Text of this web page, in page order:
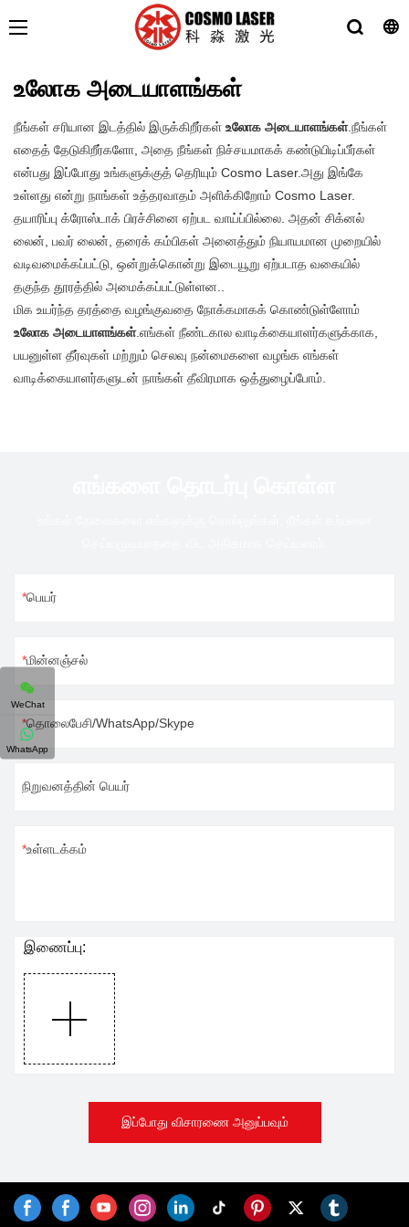
உலோக அடையாளங்கள்
நீங்கள் சரியான இடத்தில் இருக்கிறீர்கள் உலோக அடையாளங்கள்.நீங்கள்
எதைத் தேடுகிறீர்களோ, அதை நீங்கள் நிச்சயமாகக் கண்டுபிடிப்பீர்கள்
என்பது இப்போது உங்களுக்குத் தெரியும் Cosmo Laser.அது இங்கே
உள்ளது என்று நாங்கள் உத்தரவாதம் அளிக்கிறோம் Cosmo Laser.
தயாரிப்பு க்ரோஸ்டாக் பிரச்சினை ஏற்பட வாய்ப்பில்லை. அதன் சிக்னல்
லைன், பவர் லைன், தரைக் கம்பிகள் அனைத்தும் நியாயமான முறையில்
வடிவமைக்கப்பட்டு, ஒன்றுக்கொன்று இடையூறு ஏற்படாத வகையில்
தகுந்த தூரத்தில் அமைக்கப்பட்டுள்ளன..
மிக உயர்ந்த தரத்தை வழங்குவதை நோக்கமாகக் கொண்டுள்ளோம்
உலோக அடையாளங்கள்.எங்கள் நீண்டகால வாடிக்கையாளர்களுக்காக,
பயனுள்ள தீர்வுகள் மற்றும் செலவு நன்மைகளை வழங்க எங்கள்
வாடிக்கையாளர்களுடன் நாங்கள் தீவிரமாக ஒத்துழைப்போம்.
பெயர்
மின்னஞ்சல்
தொலைபேசி/WhatsApp/Skype
நிறுவனத்தின் பெயர்
உள்ளடக்கம்
இணைப்பு:
இப்போது விசாரணை அனுப்பவும்
WeChat
WhatsApp